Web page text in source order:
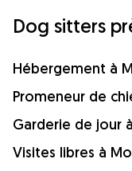
Dog sitters
Hébergement à
Promeneur de
Garderie de jour
Visites libres à